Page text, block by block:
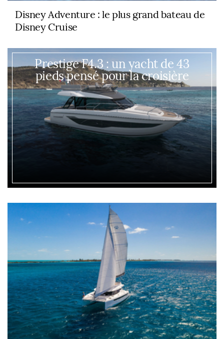
Disney Adventure : le plus grand bateau de
Disney Cruise
Prestige F4.3 : un yacht de 43
pieds pensé pour la croisière